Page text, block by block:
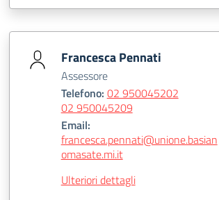
Francesca Pennati
Assessore
Telefono: 02 950045202
02 950045209
Email:
francesca.pennati@unione.basian
omasate.mi.it
Ulteriori dettagli